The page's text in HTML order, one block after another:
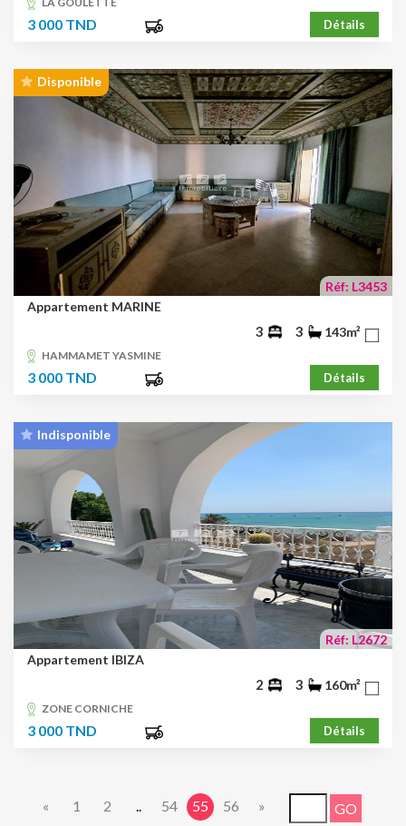
3 000 TND Détails
Disponible
Réf: L3453
Appartement MARINE
3 3 143m²
HAMMAMET YASMINE
3 000 TND Détails
Indisponible
Réf: L2672
Appartement IBIZA
2 3 160m²
ZONE CORNICHE
3 000 TND Détails
« 1 2 .. 54 55 56 »